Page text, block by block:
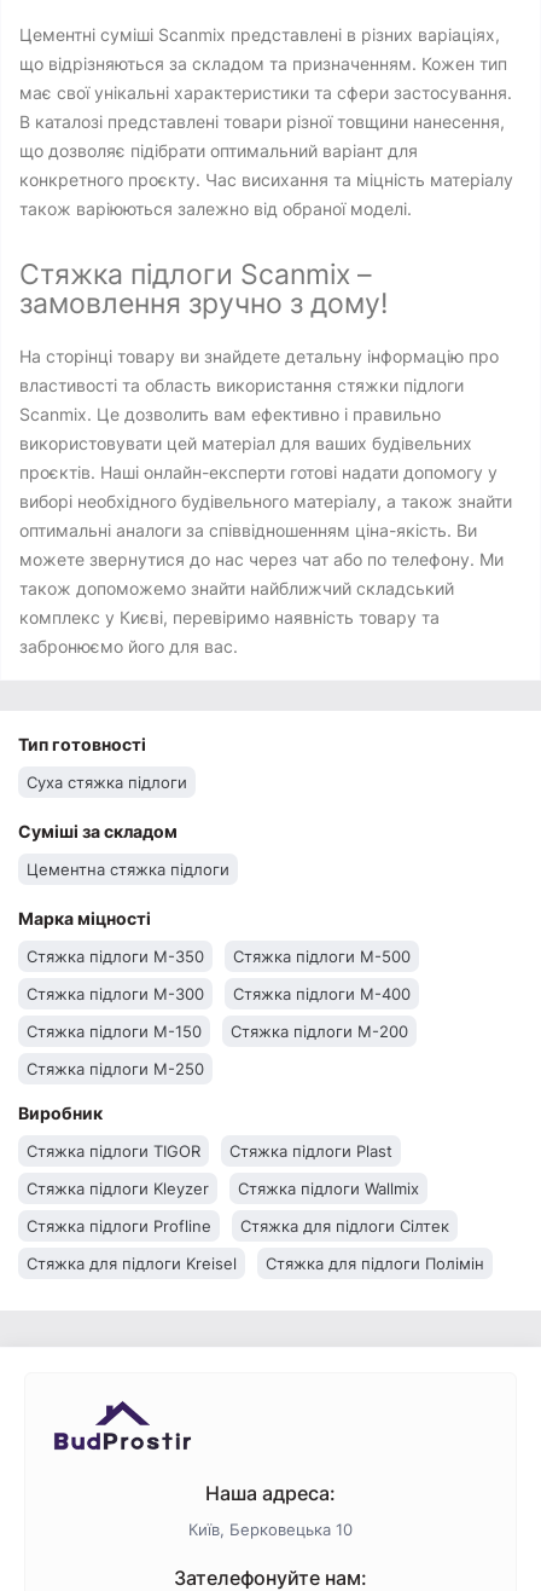
Цементні суміші Scanmix представлені в різних варіаціях,
що відрізняються за складом та призначенням. Кожен тип
має свої унікальні характеристики та сфери застосування.
В каталозі представлені товари різної товщини нанесення,
що дозволяє підібрати оптимальний варіант для
конкретного проєкту. Час висихання та міцність матеріалу
також варіюються залежно від обраної моделі.
Стяжка підлоги Scanmix –
замовлення зручно з дому!
На сторінці товару ви знайдете детальну інформацію про
властивості та область використання стяжки підлоги
Scanmix. Це дозволить вам ефективно і правильно
використовувати цей матеріал для ваших будівельних
проєктів. Наші онлайн-експерти готові надати допомогу у
виборі необхідного будівельного матеріалу, а також знайти
оптимальні аналоги за співвідношенням ціна-якість. Ви
можете звернутися до нас через чат або по телефону. Ми
також допоможемо знайти найближчий складський
комплекс у Києві, перевіримо наявність товару та
забронюємо його для вас.
Тип готовності
Суха стяжка підлоги
Суміші за складом
Цементна стяжка підлоги
Марка міцності
Стяжка підлоги М-350
Стяжка підлоги М-500
Стяжка підлоги М-300
Стяжка підлоги М-400
Стяжка підлоги М-150
Стяжка підлоги М-200
Стяжка підлоги М-250
Виробник
Стяжка підлоги TIGOR
Стяжка підлоги Plast
Стяжка підлоги Kleyzer
Стяжка підлоги Wallmix
Стяжка підлоги Profline
Стяжка для підлоги Сілтек
Стяжка для підлоги Kreisel
Стяжка для підлоги Полімін
Наша адреса:
Київ, Берковецька 10
Зателефонуйте нам: